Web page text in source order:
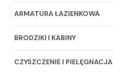
ARMATURA ŁAZIENKOWA
BRODZIKI I KABINY
CZYSZCZENIE I PIELĘGNACJA